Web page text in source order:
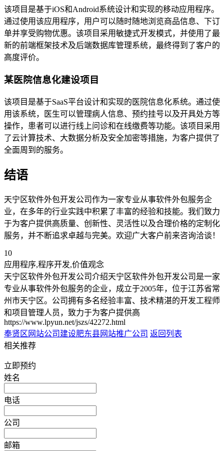
该项目是基于iOS和Android系统设计和实现的移动应用程序。
通过使用该应用程序，用户可以随时随地浏览商品信息、下订
单并享受购物优惠。该项目采用敏捷式开发模式，并使用了最
新的前端框架技术及后端数据库管理系统，最终得到了客户的
高度评价。
某医院信息化建设项目
该项目是基于SaaS平台设计和实现的医院信息化系统。通过使
用该系统，医生可以管理病人信息、预约挂号以及开具处方等
操作，患者可以进行线上问诊和在线缴费等功能。该项目采用
了云计算技术、大数据分析及安全加密等措施，为客户提供了
全面周到的服务。
结语
天宁区软件外包开发公司作为一家专业从事软件外包服务企
业，在多年的行业实践中积累了丰富的经验和技能。我们致力
于为客户提供高质量、创新性、灵活性以及合理价格的定制化
服务，并不断追求卓越与完美。欢迎广大客户前来咨询洽谈！
10
应用程序,程序开发,价值观念
天宁区软件外包开发公司介绍天宁区软件外包开发公司是一家
专业从事软件外包服务的企业，成立于2005年，位于江苏省常
州市天宁区。公司拥有多名经验丰富、技术精湛的开发工程师
和项目管理人员，致力于为客户提供高
https://www.lpyun.net/jszs/42272.html
奉贤区网站公司建设肥东县网站推广公司 返回列表
相关推荐
立即预约
姓名
电话
公司
邮箱